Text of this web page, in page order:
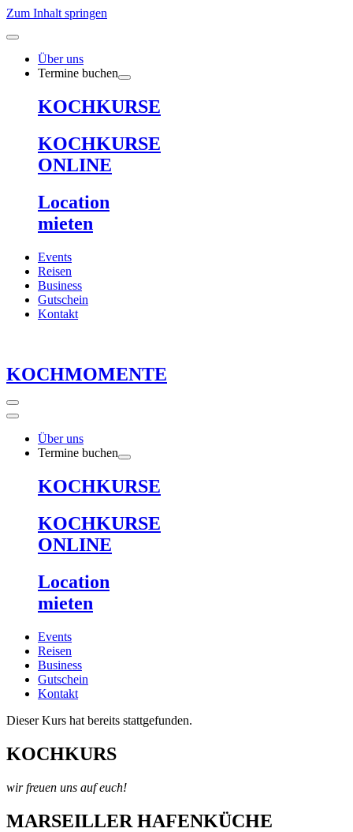
Zum Inhalt springen
Über uns
Termine buchen
KOCHKURSE
KOCHKURSE
ONLINE
Location
mieten
Events
Reisen
Business
Gutschein
Kontakt
KOCHMOMENTE
Über uns
Termine buchen
KOCHKURSE
KOCHKURSE
ONLINE
Location
mieten
Events
Reisen
Business
Gutschein
Kontakt
Dieser Kurs hat bereits stattgefunden.
KOCHKURS
wir freuen uns auf euch!
MARSEILLER HAFENKÜCHE